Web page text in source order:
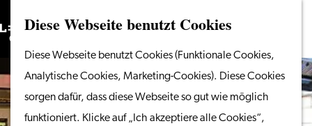
Diese Webseite benutzt Cookies
Diese Webseite benutzt Cookies (Funktionale Cookies,
Analytische Cookies, Marketing-Cookies). Diese Cookies
sorgen dafür, dass diese Webseite so gut wie möglich
funktioniert. Klicke auf „Ich akzeptiere alle Cookies“,
Gehen
Sie
zur
Homepage
Menü
Suchen
Vom Wasser aus
Radeln & Wandern
Shoppen
Essen & Trinken
Suchen